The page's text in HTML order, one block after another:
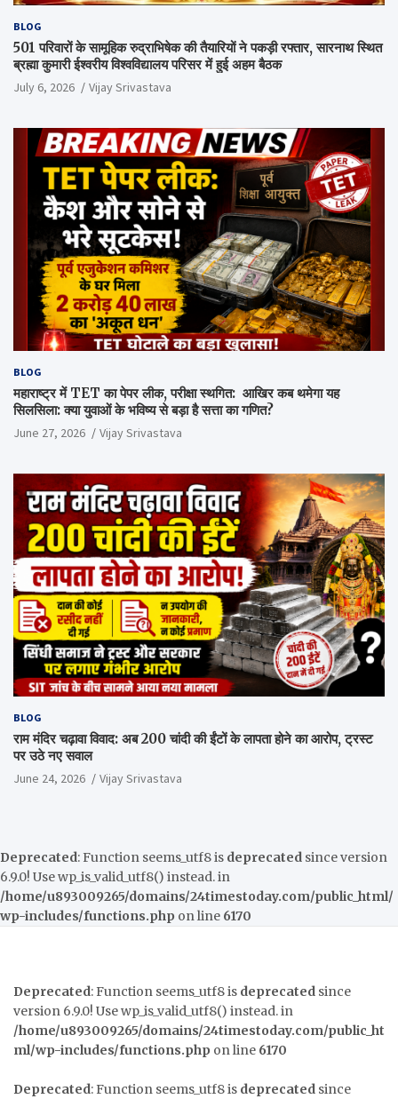
BLOG
501 परिवारों के सामूहिक रुद्राभिषेक की तैयारियों ने पकड़ी रफ्तार, सारनाथ स्थित
ब्रह्मा कुमारी ईश्वरीय विश्वविद्यालय परिसर में हुई अहम बैठक
July 6, 2026 Vijay Srivastava
BLOG
महाराष्ट्र में TET का पेपर लीक, परीक्षा स्थगित: आखिर कब थमेगा यह
सिलसिला: क्या युवाओं के भविष्य से बड़ा है सत्ता का गणित?
June 27, 2026 Vijay Srivastava
BLOG
राम मंदिर चढ़ावा विवाद: अब 200 चांदी की ईंटों के लापता होने का आरोप, ट्रस्ट
पर उठे नए सवाल
June 24, 2026 Vijay Srivastava
Deprecated: Function seems_utf8 is deprecated since version
6.9.0! Use wp_is_valid_utf8() instead. in
/home/u893009265/domains/24timestoday.com/public_html/
wp-includes/functions.php on line 6170
Deprecated: Function seems_utf8 is deprecated since
version 6.9.0! Use wp_is_valid_utf8() instead. in
/home/u893009265/domains/24timestoday.com/public_ht
ml/wp-includes/functions.php on line 6170
Deprecated: Function seems_utf8 is deprecated since